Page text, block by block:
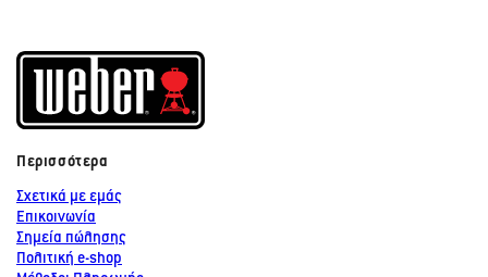
Περισσότερα
Σχετικά με εμάς
Επικοινωνία
Σημεία πώλησης
Πολιτική e-shop